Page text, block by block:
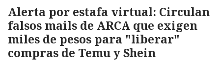
Alerta por estafa virtual: Circulan
falsos mails de ARCA que exigen
miles de pesos para "liberar"
compras de Temu y Shein